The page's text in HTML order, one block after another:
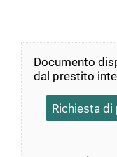
Documento
dal prestito
Richiesta